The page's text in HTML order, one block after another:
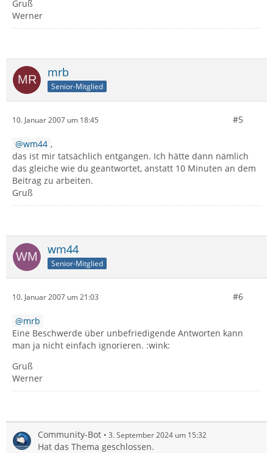
Gruß
Werner
mrb
Senior-Mitglied
10. Januar 2007 um 18:45 #5
wm44 ,
das ist mir tatsächlich entgangen. Ich hätte dann nämlich
das gleiche wie du geantwortet, anstatt 10 Minuten an dem
Beitrag zu arbeiten.
Gruß
wm44
Senior-Mitglied
10. Januar 2007 um 21:03 #6
mrb
Eine Beschwerde über unbefriedigende Antworten kann
man ja nicht einfach ignorieren. :wink:
Gruß
Werner
Community-Bot 3. September 2024 um 15:32
Hat das Thema geschlossen.